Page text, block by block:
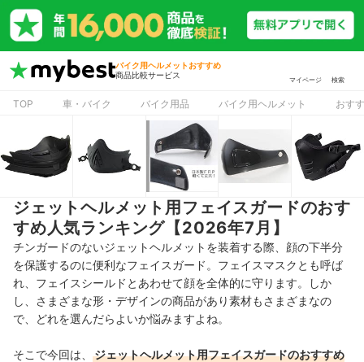
バイク用ヘルメットおすすめ
商品比較サービス
マイページ 検索
TOP 車・バイク バイク用品 バイク用ヘルメット おす
ジェットヘルメット用フェイスガードのおす
すめ人気ランキング【2026年7月】
チンガードのないジェットヘルメットを装着する際、顔の下半分
を保護するのに便利なフェイスガード。フェイスマスクとも呼ば
れ、フェイスシールドとあわせて顔を全体的に守ります。しか
し、さまざまな形・デザインの商品があり素材もさまざまなの
で、どれを選んだらよいか悩みますよね。
そこで今回は、
ジェットヘルメット用フェイスガードのおすすめ